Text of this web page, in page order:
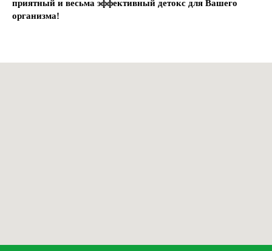
приятный и весьма эффективный детокс для Вашего
организма!